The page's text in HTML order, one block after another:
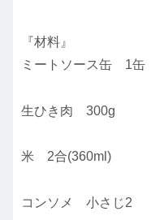
『材料』
ミートソース缶 1缶
生ひき肉 300g
米 2合(360ml)
コンソメ 小さじ2